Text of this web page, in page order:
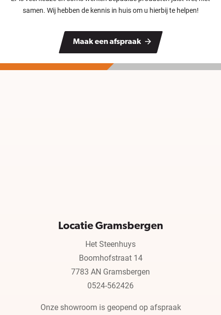
samen. Wij hebben de kennis in huis om u hierbij te helpen!
Maak een afspraak
Locatie Gramsbergen
Het Steenhuys
Boomhofstraat 14
7783 AN Gramsbergen
0524-562426
Onze showroom is geopend op afspraak